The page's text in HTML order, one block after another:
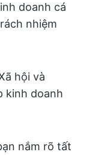
doanh cá
nhiệm
hội và
kinh doanh
nắm rõ tất